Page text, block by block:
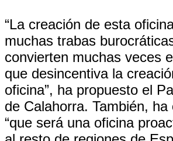
“La creación de esta
muchas trabas
convierten muchas veces
que desincentiva la
oficina”, ha propuesto el
de Calahorra. También, ha
“que será una oficina